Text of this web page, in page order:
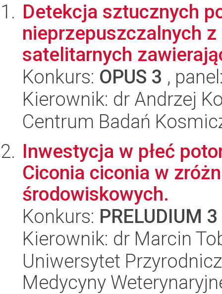
Detekcja sztucznych
nieprzepuszczalnych
satelitarnych
Konkurs: OPUS 3 ,
Kierownik: dr Andrzej
Centrum Badań
Inwestycja w płeć
Ciconia ciconia w
środowiskowych.
Konkurs: PRELUDIUM 3
Kierownik: dr Marcin
Uniwersytet
Medycyny